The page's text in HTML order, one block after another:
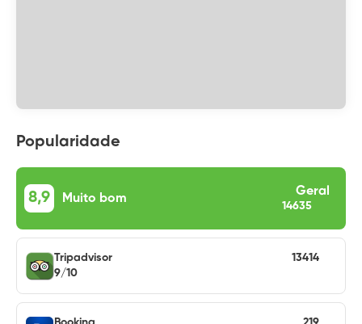
Popularidade
8,9 Muito bom
Geral
14635
Tripadvisor
9/10
13414